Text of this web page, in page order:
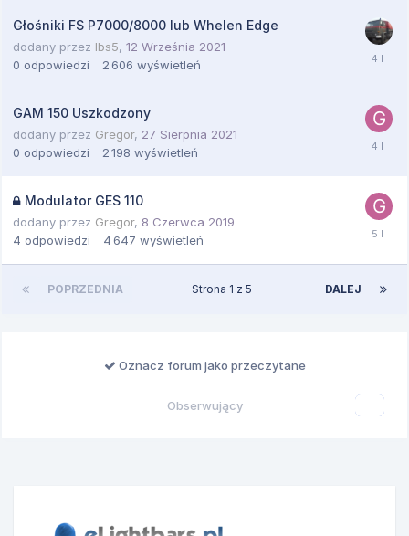
Głośniki FS P7000/8000 lub Whelen Edge
dodany przez lbs5, 12 Września 2021
0 odpowiedzi 2 606 wyświetleń
GAM 150 Uszkodzony
dodany przez Gregor, 27 Sierpnia 2021
0 odpowiedzi 2 198 wyświetleń
Modulator GES 110
dodany przez Gregor, 8 Czerwca 2019
4 odpowiedzi 4 647 wyświetleń
POPRZEDNIA DALEJ
Strona 1 z 5
Oznacz forum jako przeczytane
Obserwujący